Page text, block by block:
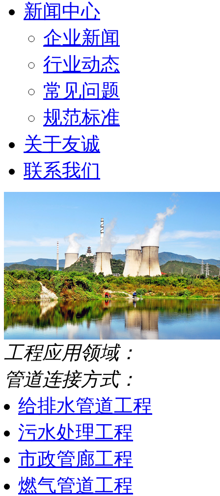
新闻中心
企业新闻
行业动态
常见问题
规范标准
关于友诚
联系我们
工程应用领域：
管道连接方式：
给排水管道工程
污水处理工程
市政管廊工程
燃气管道工程